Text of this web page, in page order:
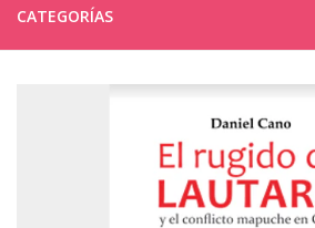
CATEGORÍAS